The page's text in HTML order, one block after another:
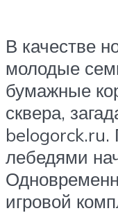
В качестве
молодые
бумажные
сквера,
belogorck.ru.
лебедями
игровой